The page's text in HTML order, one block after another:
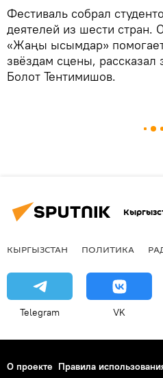
Фестиваль собрал
деятелей из шести стран.
«Жаңы ысымдар»
звёздам сцены,
Болот Тентимишов.
КЫРГЫЗСТАН ПОЛИТИКА
Telegram VK
О проекте Правила